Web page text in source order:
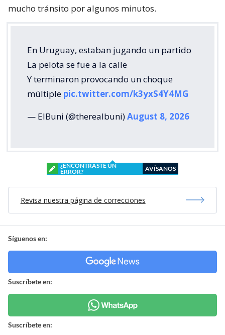
mucho tránsito por algunos minutos.
En Uruguay, estaban jugando un partido
La pelota se fue a la calle
Y terminaron provocando un choque
múltiple pic.twitter.com/k3yxS4Y4MG
— ElBuni (@therealbuni)August 8, 2026
¿ENCONTRASTE UN
ERROR?
AVÍSANOS
Revisa nuestra página de correcciones
Síguenos en:
Suscríbete en:
Suscríbete en: